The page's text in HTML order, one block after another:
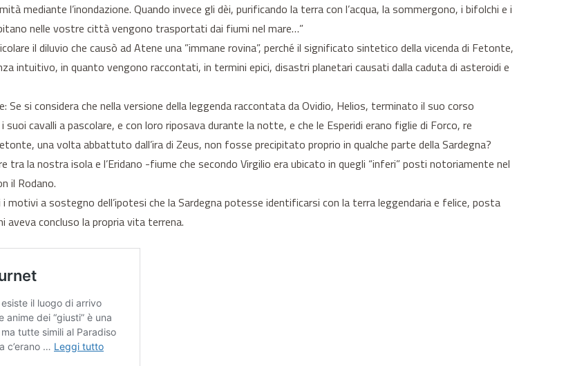
mediante l’inondazione. Quando invece gli dèi, purificando la terra con l’acqua, la sommergono, i bifolchi e i
nelle vostre città vengono trasportati dai fiumi nel mare…”
il diluvio che causò ad Atene una ”immane rovina”, perché il significato sintetico della vicenda di Fetonte,
intuitivo, in quanto vengono raccontati, in termini epici, disastri planetari causati dalla caduta di asteroidi e
si considera che nella versione della leggenda raccontata da Ovidio, Helios, terminato il suo corso
cavalli a pascolare, e con loro riposava durante la notte, e che le Esperidi erano figlie di Forco, re
una volta abbattuto dall’ira di Zeus, non fosse precipitato proprio in qualche parte della Sardegna?
tra la nostra isola e l’Eridano -fiume che secondo Virgilio era ubicato in quegli “inferi” posti notoriamente nel
il Rodano.
a sostegno dell’ipotesi che la Sardegna potesse identificarsi con la terra leggendaria e felice, posta
aveva concluso la propria vita terrena.